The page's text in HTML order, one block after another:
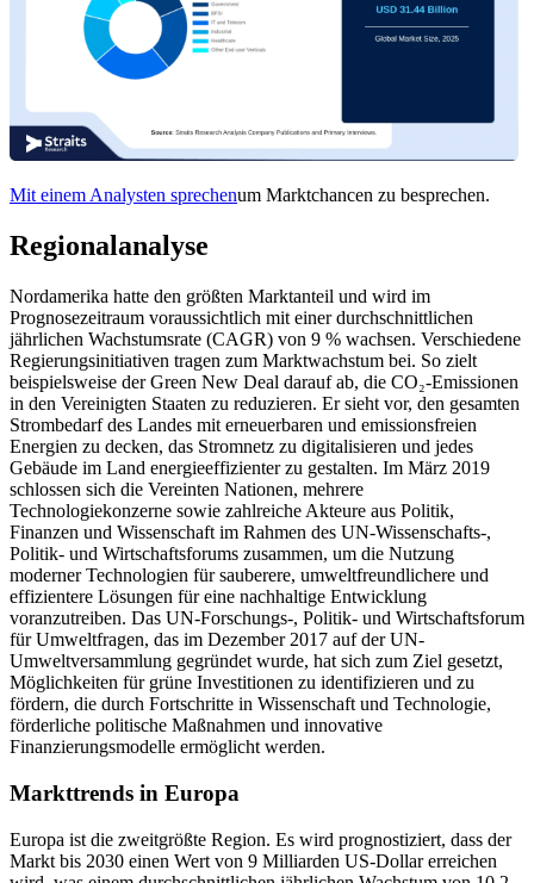
Mit einem Analysten sprechenum Marktchancen zu besprechen.
Regionalanalyse
Nordamerika hatte den größten Marktanteil und wird im
Prognosezeitraum voraussichtlich mit einer durchschnittlichen
jährlichen Wachstumsrate (CAGR) von 9 % wachsen. Verschiedene
Regierungsinitiativen tragen zum Marktwachstum bei. So zielt
beispielsweise der Green New Deal darauf ab, die CO₂-Emissionen
in den Vereinigten Staaten zu reduzieren. Er sieht vor, den gesamten
Strombedarf des Landes mit erneuerbaren und emissionsfreien
Energien zu decken, das Stromnetz zu digitalisieren und jedes
Gebäude im Land energieeffizienter zu gestalten. Im März 2019
schlossen sich die Vereinten Nationen, mehrere
Technologiekonzerne sowie zahlreiche Akteure aus Politik,
Finanzen und Wissenschaft im Rahmen des UN-Wissenschafts-,
Politik- und Wirtschaftsforums zusammen, um die Nutzung
moderner Technologien für sauberere, umweltfreundlichere und
effizientere Lösungen für eine nachhaltige Entwicklung
voranzutreiben. Das UN-Forschungs-, Politik- und Wirtschaftsforum
für Umweltfragen, das im Dezember 2017 auf der UN-
Umweltversammlung gegründet wurde, hat sich zum Ziel gesetzt,
Möglichkeiten für grüne Investitionen zu identifizieren und zu
fördern, die durch Fortschritte in Wissenschaft und Technologie,
förderliche politische Maßnahmen und innovative
Finanzierungsmodelle ermöglicht werden.
Markttrends in Europa
Europa ist die zweitgrößte Region. Es wird prognostiziert, dass der
Markt bis 2030 einen Wert von 9 Milliarden US-Dollar erreichen